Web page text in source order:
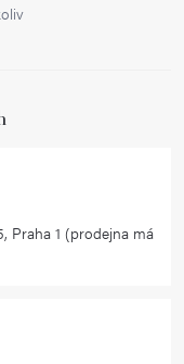
Praha 1 (prodejna má